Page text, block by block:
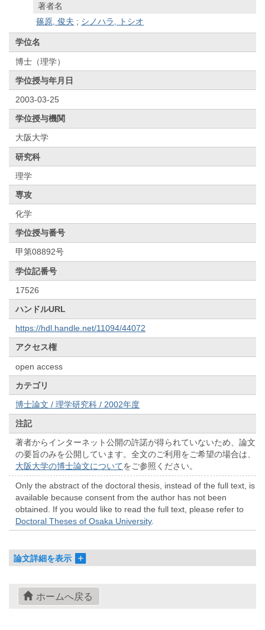
著者名
篠原, 俊夫 ; シノハラ, トシオ
学位名
博士（理学）
学位授与年月日
2003-03-25
学位授与機関
大阪大学
研究科
理学
専攻
化学
学位授与番号
甲第08892号
学位記番号
17526
ハンドルURL
https://hdl.handle.net/11094/44072
アクセス権
open access
カテゴリ
博士論文 / 理学研究科 / 2002年度
注記
著者からインターネット公開の許諾が得られていないため、論文
の要旨のみを公開しています。全文のご利用をご希望の場合は、
大阪大学の博士論文についてをご参照ください。
Only the abstract of the doctoral thesis, instead of the full text, is
available because consent from the author has not been
obtained. If you would like to read the full text, please refer to
Doctoral Theses of Osaka University.
論文詳細を表示
ホームへ戻る